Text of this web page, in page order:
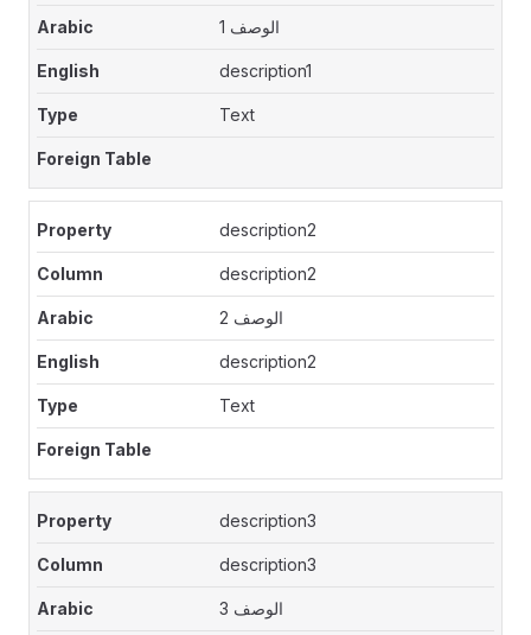
الوصف 1
description1
Text
description2
description2
الوصف 2
description2
Text
description3
description3
الوصف 3